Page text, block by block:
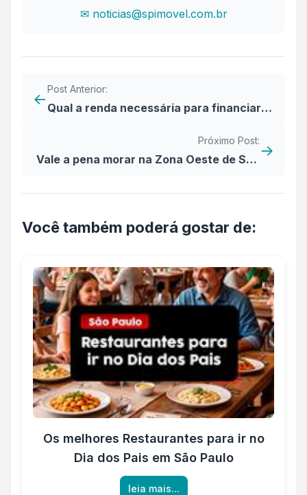
✉ noticias@spimovel.com.br
←
Post Anterior:
Qual a renda necessária para financiar
Próximo Post:
Vale a pena morar na Zona Oeste de São →
Você também poderá gostar de:
Os melhores Restaurantes para ir no
Dia dos Pais em São Paulo
leia mais...